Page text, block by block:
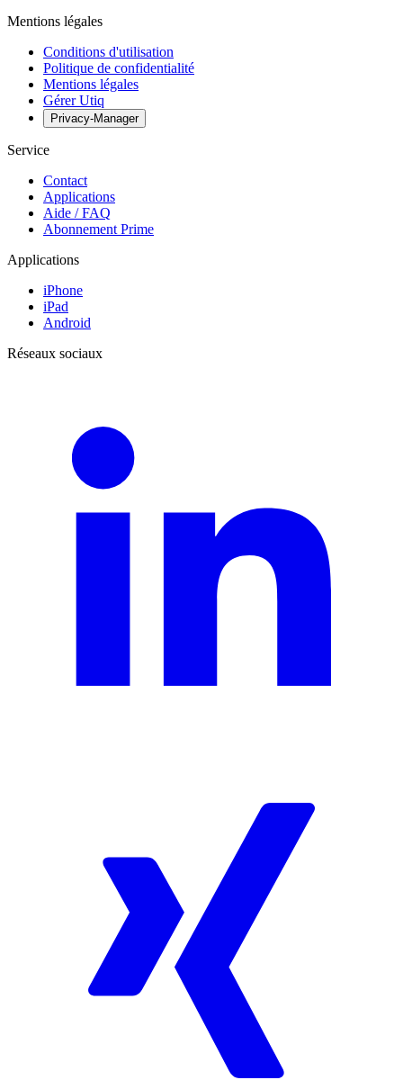
Mentions légales
Conditions d'utilisation
Politique de confidentialité
Mentions légales
Gérer Utiq
Privacy-Manager
Service
Contact
Applications
Aide / FAQ
Abonnement Prime
Applications
iPhone
iPad
Android
Réseaux sociaux